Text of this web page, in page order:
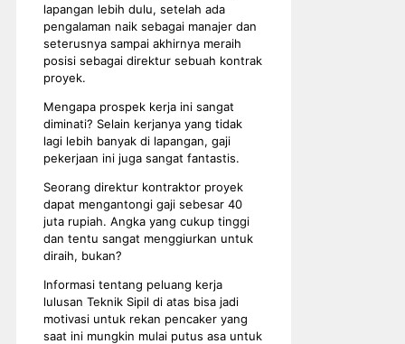
lapangan lebih dulu, setelah ada
pengalaman naik sebagai manajer dan
seterusnya sampai akhirnya meraih
posisi sebagai direktur sebuah kontrak
proyek.
Mengapa prospek kerja ini sangat
diminati? Selain kerjanya yang tidak
lagi lebih banyak di lapangan, gaji
pekerjaan ini juga sangat fantastis.
Seorang direktur kontraktor proyek
dapat mengantongi gaji sebesar 40
juta rupiah. Angka yang cukup tinggi
dan tentu sangat menggiurkan untuk
diraih, bukan?
Informasi tentang peluang kerja
lulusan Teknik Sipil di atas bisa jadi
motivasi untuk rekan pencaker yang
saat ini mungkin mulai putus asa untuk